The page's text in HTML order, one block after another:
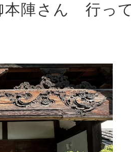
本陣さん 行っ